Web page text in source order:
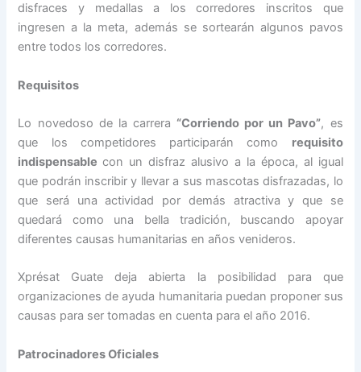
disfraces y medallas a los corredores inscritos que
ingresen a la meta, además se sortearán algunos pavos
entre todos los corredores.
Requisitos
Lo novedoso de la carrera “Corriendo por un Pavo”, es
que los competidores participarán como requisito
indispensablecon un disfraz alusivo a la época, al igual
que podrán inscribir y llevar a sus mascotas disfrazadas, lo
que será una actividad por demás atractiva y que se
quedará como una bella tradición, buscando apoyar
diferentes causas humanitarias en años venideros.
Xprésat Guate deja abierta la posibilidad para que
organizaciones de ayuda humanitaria puedan proponer sus
causas para ser tomadas en cuenta para el año 2016.
Patrocinadores Oficiales